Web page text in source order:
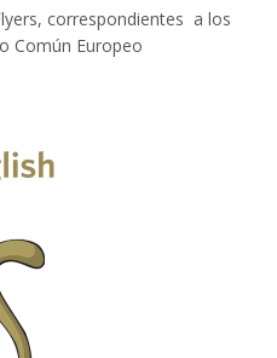
correspondientes a los
Común Europeo